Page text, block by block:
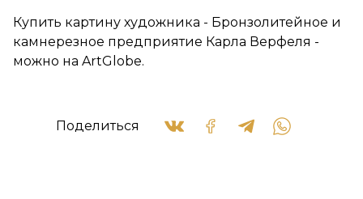
Купить картину художника - Бронзолитейное и
камнерезное предприятие Карла Верфеля -
можно на ArtGlobe.
Поделиться